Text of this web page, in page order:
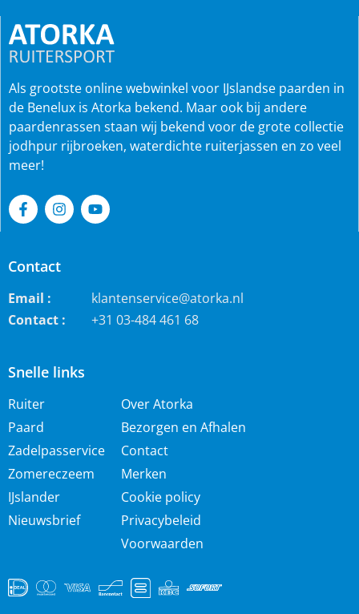
Snelle links
Ruiter
Paard
Zadelpasservice
Zomereczeem
IJslander
Nieuwsbrief
Over Atorka
Bezorgen en Afhalen
Contact
Merken
Cookie policy
Privacybeleid
Voorwaarden
Als grootste online webwinkel voor IJslandse paarden in
de Benelux is Atorka bekend. Maar ook bij andere
paardenrassen staan wij bekend voor de grote collectie
jodhpur rijbroeken, waterdichte ruiterjassen en zo veel
meer!
Contact
Email :
klantenservice@atorka.nl
Contact :
+31 03-484 461 68